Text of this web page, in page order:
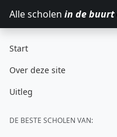
Alle scholen in de buurt
Start
Over deze site
Uitleg
DE BESTE SCHOLEN VAN: